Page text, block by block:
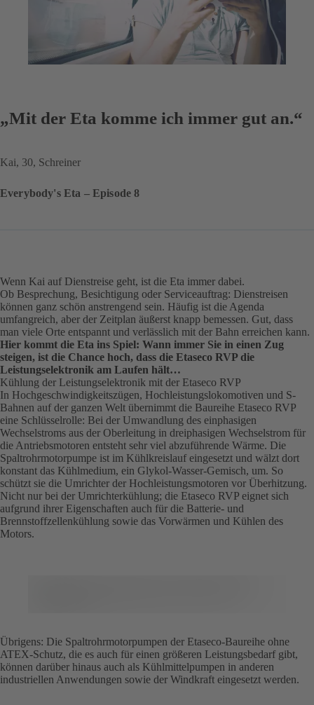
„Mit der Eta komme ich immer gut an.“
Kai, 30, Schreiner
Everybody's Eta – Episode 8
Wenn Kai auf Dienstreise geht, ist die Eta immer dabei.
Ob Besprechung, Besichtigung oder Serviceauftrag: Dienstreisen
können ganz schön anstrengend sein. Häufig ist die Agenda
umfangreich, aber der Zeitplan äußerst knapp bemessen. Gut, dass
man viele Orte entspannt und verlässlich mit der Bahn erreichen kann.
Hier kommt die Eta ins Spiel: Wann immer Sie in einen Zug
steigen, ist die Chance hoch, dass die Etaseco RVP die
Leistungselektronik am Laufen hält…
Kühlung der Leistungselektronik mit der Etaseco RVP
In Hochgeschwindigkeitszügen, Hochleistungslokomotiven und S-
Bahnen auf der ganzen Welt übernimmt die Baureihe Etaseco RVP
eine Schlüsselrolle: Bei der Umwandlung des einphasigen
Wechselstroms aus der Oberleitung in dreiphasigen Wechselstrom für
die Antriebsmotoren entsteht sehr viel abzuführende Wärme. Die
Spaltrohrmotorpumpe ist im Kühlkreislauf eingesetzt und wälzt dort
konstant das Kühlmedium, ein Glykol-Wasser-Gemisch, um. So
schützt sie die Umrichter der Hochleistungsmotoren vor Überhitzung.
Nicht nur bei der Umrichterkühlung; die Etaseco RVP eignet sich
aufgrund ihrer Eigenschaften auch für die Batterie- und
Brennstoffzellenkühlung sowie das Vorwärmen und Kühlen des
Motors.
Übrigens: Die Spaltrohrmotorpumpen der Etaseco-Baureihe ohne
ATEX-Schutz, die es auch für einen größeren Leistungsbedarf gibt,
können darüber hinaus auch als Kühlmittelpumpen in anderen
industriellen Anwendungen sowie der Windkraft eingesetzt werden.